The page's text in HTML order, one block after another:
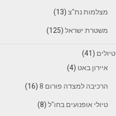
מצלמות נת"צ (13)
משטרת ישראל (125)
טיולים (41)
איירון באט (4)
הרכיבה למצדה פורום 8 (16)
טיולי אופנועים בחו"ל (8)